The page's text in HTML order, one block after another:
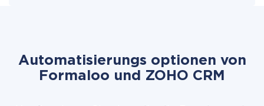
Automatisierungs optionen von
Formaloo und ZOHO CRM